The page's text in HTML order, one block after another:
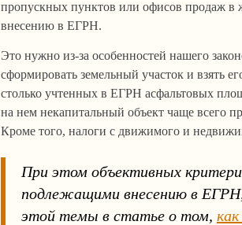
пропускных пунктов или офисов продаж
внесению в ЕГРН.
Это нужно из-за особенностей нашего
сформировать земельный участок и взять
столько учтенных в ЕГРН асфальтовых
на нем некапитальный объект чаще всего
Кроме того, налоги с движимого и
При этом объективных
подлежащими внесению в
этой темы в статье о том,